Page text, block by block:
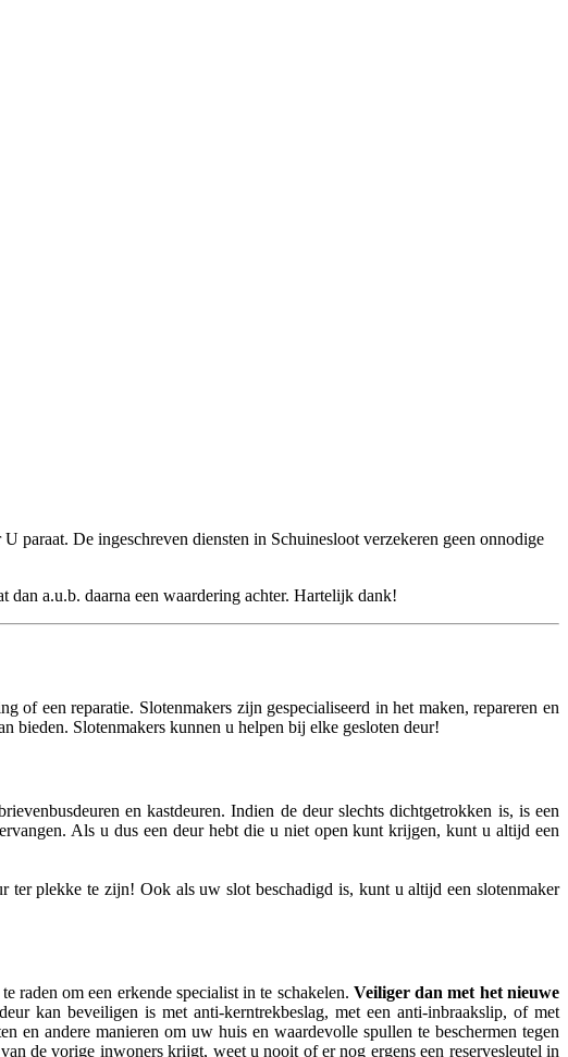
paraat. De ingeschreven diensten in Schuinesloot verzekeren geen onnodige
dan a.u.b. daarna een waardering achter. Hartelijk dank!
of een reparatie. Slotenmakers zijn gespecialiseerd in het maken, repareren en
bieden. Slotenmakers kunnen u helpen bij elke gesloten deur!
en kastdeuren. Indien de deur slechts dichtgetrokken is, is een
Als u dus een deur hebt die u niet open kunt krijgen, kunt u altijd een
ter plekke te zijn! Ook als uw slot beschadigd is, kunt u altijd een slotenmaker
raden om een erkende specialist in te schakelen. Veiliger dan met het nieuwe
kan beveiligen is met anti-kerntrekbeslag, met een anti-inbraakslip, of met
en andere manieren om uw huis en waardevolle spullen te beschermen tegen
de vorige inwoners krijgt, weet u nooit of er nog ergens een reservesleutel in